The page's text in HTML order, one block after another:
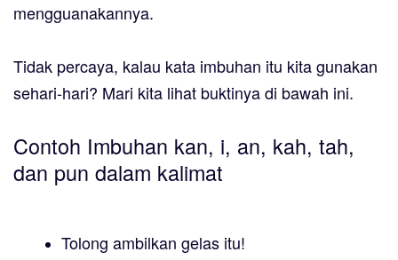
mengguanakannya.
Tidak percaya, kalau kata imbuhan itu kita gunakan
sehari-hari? Mari kita lihat buktinya di bawah ini.
Contoh Imbuhan kan, i, an, kah, tah,
dan pun dalam kalimat
Tolong ambilkan gelas itu!